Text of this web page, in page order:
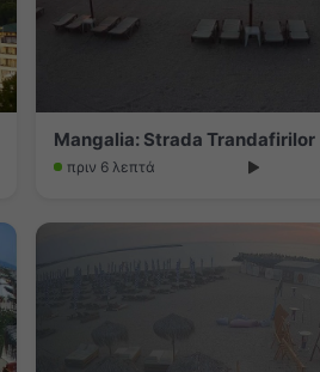
Mangalia: Strada Trandafirilor
πριν 6 λεπτά